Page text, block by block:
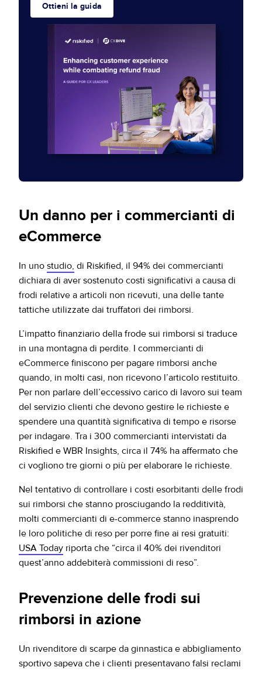
Ottieni la guida
Un danno per i commercianti di
eCommerce
In uno studio, di Riskified, il 94% dei commercianti
dichiara di aver sostenuto costi significativi a causa di
frodi relative a articoli non ricevuti, una delle tante
tattiche utilizzate dai truffatori dei rimborsi.
L’impatto finanziario della frode sui rimborsi si traduce
in una montagna di perdite. I commercianti di
eCommerce finiscono per pagare rimborsi anche
quando, in molti casi, non ricevono l’articolo restituito.
Per non parlare dell’eccessivo carico di lavoro sui team
del servizio clienti che devono gestire le richieste e
spendere una quantità significativa di tempo e risorse
per indagare. Tra i 300 commercianti intervistati da
Riskified e WBR Insights, circa il 74% ha affermato che
ci vogliono tre giorni o più per elaborare le richieste.
Nel tentativo di controllare i costi esorbitanti delle frodi
sui rimborsi che stanno prosciugando la redditività,
molti commercianti di e-commerce stanno inasprendo
le loro politiche di reso per porre fine ai resi gratuiti:
USA Today riporta che “circa il 40% dei rivenditori
quest’anno addebiterà commissioni di reso”.
Prevenzione delle frodi sui
rimborsi in azione
Un rivenditore di scarpe da ginnastica e abbigliamento
sportivo sapeva che i clienti presentavano falsi reclami